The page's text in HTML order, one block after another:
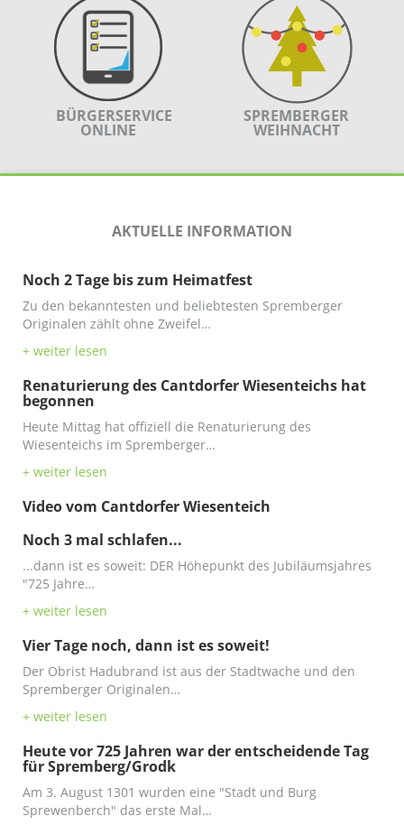
BÜRGERSERVICE
ONLINE
SPREMBERGER
WEIHNACHT
AKTUELLE INFORMATION
Noch 2 Tage bis zum Heimatfest
Zu den bekanntesten und beliebtesten Spremberger
Originalen zählt ohne Zweifel…
+ weiter lesen
Renaturierung des Cantdorfer Wiesenteichs hat
begonnen
Heute Mittag hat offiziell die Renaturierung des
Wiesenteichs im Spremberger…
+ weiter lesen
Video vom Cantdorfer Wiesenteich
Noch 3 mal schlafen...
...dann ist es soweit: DER Höhepunkt des Jubiläumsjahres
"725 Jahre…
+ weiter lesen
Vier Tage noch, dann ist es soweit!
Der Obrist Hadubrand ist aus der Stadtwache und den
Spremberger Originalen…
+ weiter lesen
Heute vor 725 Jahren war der entscheidende Tag
für Spremberg/Grodk
Am 3. August 1301 wurden eine "Stadt und Burg
Sprewenberch" das erste Mal…